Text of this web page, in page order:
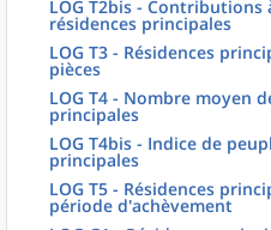
LOG T2bis -
résidences principales
LOG T3 - Résidences
pièces
LOG T4 - Nombre moyen
principales
LOG T4bis - Indice de
principales
LOG T5 - Résidences
période d'achèvement